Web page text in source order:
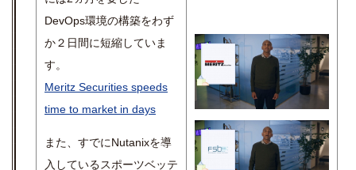
DevOps環境の構築をわず
か２日間に短縮していま
す。
Meritz Securities speeds
time to market in days
また、すでにNutanixを導
入しているスポーツベッテ